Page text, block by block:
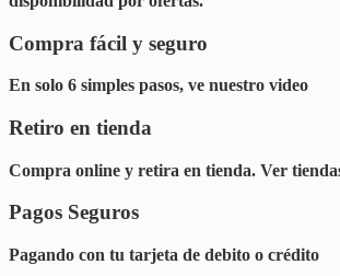
Compra fácil y seguro
En solo 6 simples pasos, ve nuestro video
Retiro en tienda
Compra online y retira en tienda. Ver
Pagos Seguros
Pagando con tu tarjeta de debito o crédito